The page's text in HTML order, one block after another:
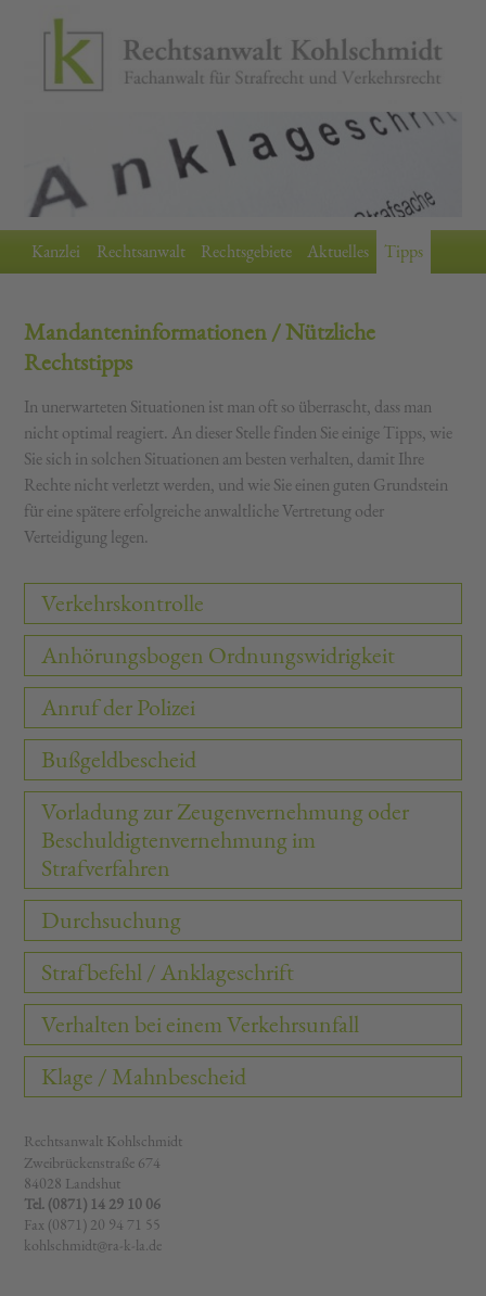
Kanzlei Rechtsanwalt Rechtsgebiete Aktuelles Tipps
Mandanteninformationen / Nützliche
Rechtstipps
In unerwarteten Situationen ist man oft so überrascht, dass man
nicht optimal reagiert. An dieser Stelle finden Sie einige Tipps, wie
Sie sich in solchen Situationen am besten verhalten, damit Ihre
Rechte nicht verletzt werden, und wie Sie einen guten Grundstein
für eine spätere erfolgreiche anwaltliche Vertretung oder
Verteidigung legen.
Verkehrskontrolle
Anhörungsbogen Ordnungswidrigkeit
Anruf der Polizei
Bußgeldbescheid
Vorladung zur Zeugenvernehmung oder
Beschuldigtenvernehmung im
Strafverfahren
Durchsuchung
Strafbefehl / Anklageschrift
Verhalten bei einem Verkehrsunfall
Klage / Mahnbescheid
Rechtsanwalt Kohlschmidt
Zweibrückenstraße 674
84028 Landshut
Tel. (0871) 14 29 10 06
Fax (0871) 20 94 71 55
kohlschmidt@ra-k-la.de